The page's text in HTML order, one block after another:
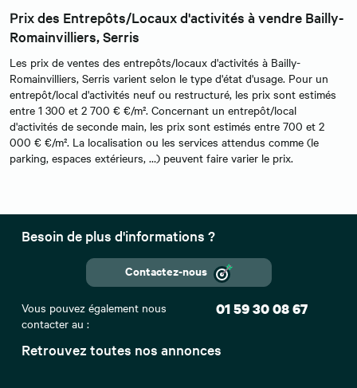
Prix des Entrepôts/Locaux d'activités à vendre Bailly-
Romainvilliers, Serris
Les prix de ventes des entrepôts/locaux d'activités à Bailly-
Romainvilliers, Serris varient selon le type d'état d'usage. Pour un
entrepôt/local d'activités neuf ou restructuré, les prix sont estimés
entre 1 300 et 2 700 € €/m². Concernant un entrepôt/local
d'activités de seconde main, les prix sont estimés entre 700 et 2
000 € €/m². La localisation ou les services attendus comme (le
parking, espaces extérieurs, …) peuvent faire varier le prix.
Retrouvez toutes nos annonces
Besoin de plus d'informations ?
Contactez-nous
Vous pouvez également nous
contacter au :
01 59 30 08 67